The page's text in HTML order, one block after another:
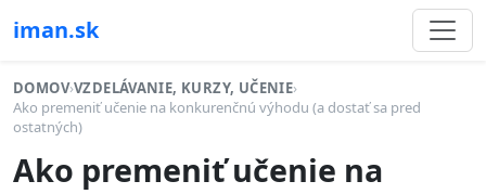
iman.sk
DOMOV›VZDELÁVANIE, KURZY, UČENIE›
Ako premeniť učenie na konkurenčnú výhodu (a dostať sa pred
ostatných)
Ako premeniť učenie na